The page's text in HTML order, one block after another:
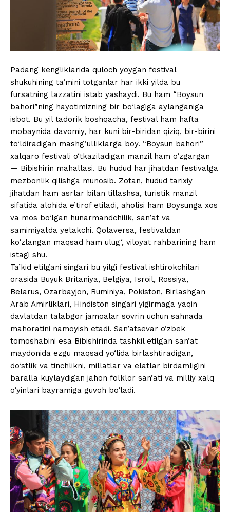
Padang kengliklarida quloch yoygan festival
shukuhining ta’mini totganlar har ikki yilda bu
fursatning lazzatini istab yashaydi. Bu ham “Boysun
bahori”ning hayotimizning bir bo‘lagiga aylanganiga
isbot. Bu yil tadorik boshqacha, festival ham hafta
mobaynida davomiy, har kuni bir-biridan qiziq, bir-birini
to‘ldiradigan mashg‘ulliklarga boy. “Boysun bahori”
xalqaro festivali o‘tkaziladigan manzil ham o‘zgargan
— Bibishirin mahallasi. Bu hudud har jihatdan festivalga
mezbonlik qilishga munosib. Zotan, hudud tarixiy
jihatdan ham asrlar bilan tillashsa, turistik manzil
sifatida alohida e’tirof etiladi, aholisi ham Boysunga xos
va mos bo‘lgan hunarmandchilik, san’at va
samimiyatda yetakchi. Qolaversa, festivaldan
ko‘zlangan maqsad ham ulug‘, viloyat rahbarining ham
istagi shu.
Ta’kid etilgani singari bu yilgi festival ishtirokchilari
orasida Buyuk Britaniya, Belgiya, Isroil, Rossiya,
Belarus, Ozarbayjon, Ruminiya, Pokiston, Birlashgan
Arab Amirliklari, Hindiston singari yigirmaga yaqin
davlatdan talabgor jamoalar sovrin uchun sahnada
mahoratini namoyish etadi. San’atsevar o‘zbek
tomoshabini esa Bibishirinda tashkil etilgan san’at
maydonida ezgu maqsad yo‘lida birlashtiradigan,
do‘stlik va tinchlikni, millatlar va elatlar birdamligini
baralla kuylaydigan jahon folklor san’ati va milliy xalq
o‘yinlari bayramiga guvoh bo‘ladi.